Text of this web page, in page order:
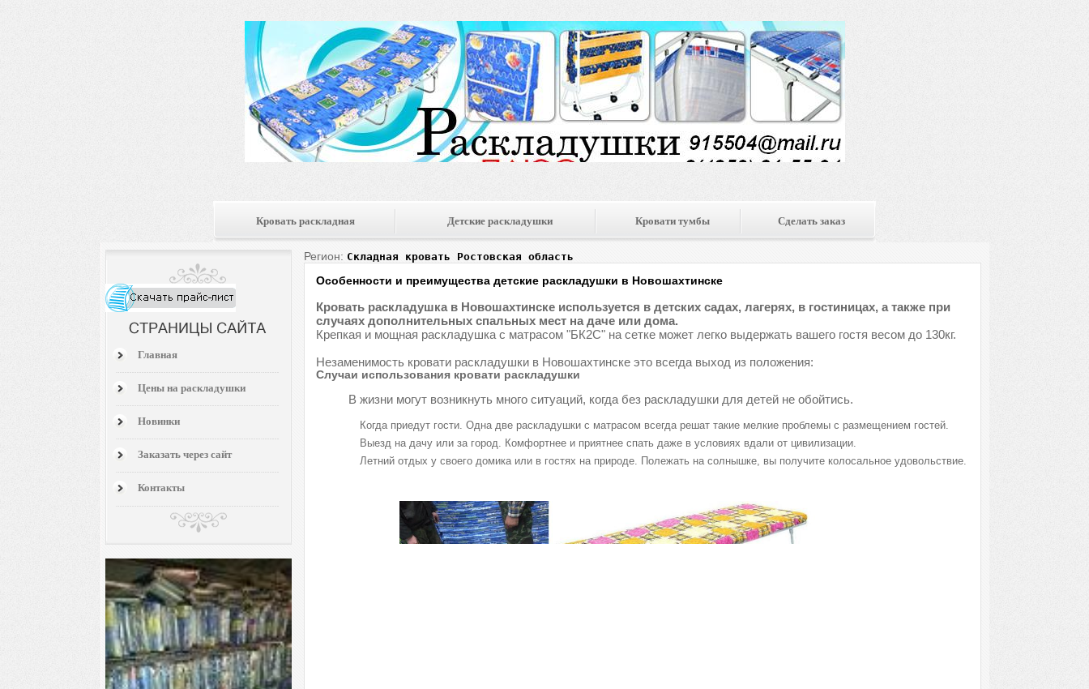
Кровать раскладная Детские раскладушки Кровати тумбы Сделать заказ
Главная
Цены на раскладушки
Новинки
Заказать через сайт
Контакты
Регион: Складная кровать Ростовская область
Особенности и преимущества детские раскладушки в Новошахтинске
Кровать раскладушка в Новошахтинске используется в детских садах, лагерях, в гостиницах, а также при
случаях дополнительных спальных мест на даче или дома.
Крепкая и мощная раскладушка с матрасом "БК2С" на сетке может легко выдержать вашего гостя весом до 130кг.
Незаменимость кровати раскладушки в Новошахтинске это всегда выход из положения:
Случаи использования кровати раскладушки
В жизни могут возникнуть много ситуаций, когда без раскладушки для детей не обойтись.
Когда приедут гости. Одна две раскладушки с матрасом всегда решат такие мелкие проблемы с размещением гостей.
Выезд на дачу или за город. Комфортнее и приятнее спать даже в условиях вдали от цивилизации.
Летний отдых у своего домика или в гостях на природе. Полежать на солнышке, вы получите колосальное удовольствие.